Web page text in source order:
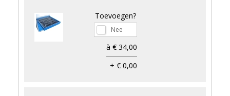
Toevoegen?
à € 34,00
+ € 0,00